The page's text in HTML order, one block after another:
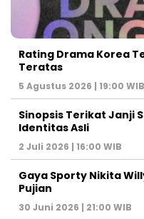
Rating Drama Korea
Teratas
5 Agustus 2026 | 19:00 WIB
Sinopsis Terikat Janji
Identitas Asli
2 Juli 2026 | 16:00 WIB
Gaya Sporty Nikita
Pujian
30 Juni 2026 | 21:00 WIB